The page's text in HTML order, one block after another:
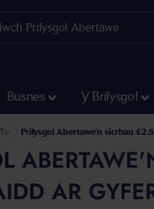
Busnes Y Brifysgol
TachweddPrifysgol Abertawe'n sicrhau
AR